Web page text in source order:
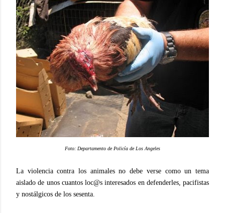
Foto: Departamento de Policía de Los Angeles
La violencia contra los animales no debe verse como un tema
aislado de unos cuantos loc@s interesados en defenderles, pacifistas
y nostálgicos de los sesenta.